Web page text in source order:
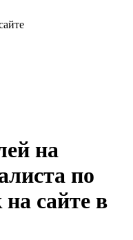
на
по
на сайте в